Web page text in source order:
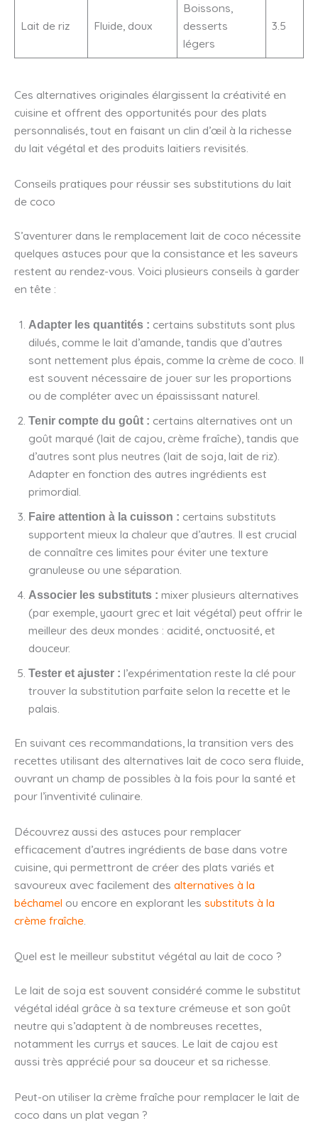
Lait de riz Fluide, doux
Boissons,
desserts
légers
3.5
Ces alternatives originales élargissent la créativité en
cuisine et offrent des opportunités pour des plats
personnalisés, tout en faisant un clin d’œil à la richesse
du lait végétal et des produits laitiers revisités.
Conseils pratiques pour réussir ses substitutions du lait
de coco
S’aventurer dans le remplacement lait de coco nécessite
quelques astuces pour que la consistance et les saveurs
restent au rendez-vous. Voici plusieurs conseils à garder
en tête :
Adapter les quantités : certains substituts sont plus
dilués, comme le lait d’amande, tandis que d’autres
sont nettement plus épais, comme la crème de coco. Il
est souvent nécessaire de jouer sur les proportions
ou de compléter avec un épaississant naturel.
Tenir compte du goût : certains alternatives ont un
goût marqué (lait de cajou, crème fraîche), tandis que
d’autres sont plus neutres (lait de soja, lait de riz).
Adapter en fonction des autres ingrédients est
primordial.
Faire attention à la cuisson : certains substituts
supportent mieux la chaleur que d’autres. Il est crucial
de connaître ces limites pour éviter une texture
granuleuse ou une séparation.
Associer les substituts : mixer plusieurs alternatives
(par exemple, yaourt grec et lait végétal) peut offrir le
meilleur des deux mondes : acidité, onctuosité, et
douceur.
Tester et ajuster : l’expérimentation reste la clé pour
trouver la substitution parfaite selon la recette et le
palais.
En suivant ces recommandations, la transition vers des
recettes utilisant des alternatives lait de coco sera fluide,
ouvrant un champ de possibles à la fois pour la santé et
pour l’inventivité culinaire.
Découvrez aussi des astuces pour remplacer
efficacement d’autres ingrédients de base dans votre
cuisine, qui permettront de créer des plats variés et
savoureux avec facilement des alternatives à la
béchamel ou encore en explorant les substituts à la
crème fraîche
Quel est le meilleur substitut végétal au lait de coco ?
Le lait de soja est souvent considéré comme le substitut
végétal idéal grâce à sa texture crémeuse et son goût
neutre qui s’adaptent à de nombreuses recettes,
notamment les currys et sauces. Le lait de cajou est
aussi très apprécié pour sa douceur et sa richesse.
Peut-on utiliser la crème fraîche pour remplacer le lait de
coco dans un plat vegan ?